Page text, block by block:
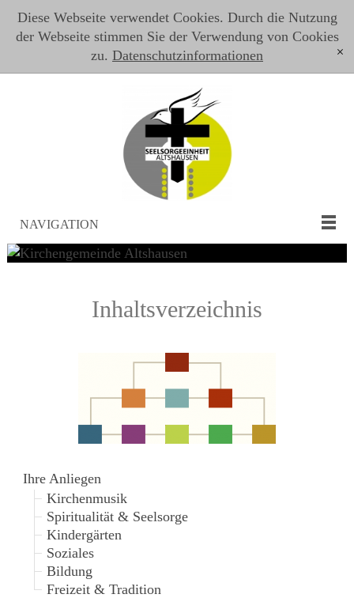
Diese Webseite verwendet Cookies. Durch die Nutzung
der Webseite stimmen Sie der Verwendung von Cookies
zu. Datenschutzinformationen [x]
NAVIGATION
Inhaltsverzeichnis
Ihre Anliegen
Kirchenmusik
Spiritualität & Seelsorge
Kindergärten
Soziales
Bildung
Freizeit & Tradition